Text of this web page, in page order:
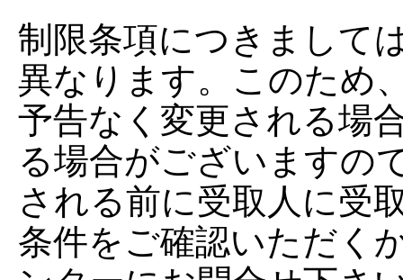
制限条項につきまして
異なります。このため
予告なく変更される場
る場合がございますの
される前に受取人に受
条件をご確認いただく